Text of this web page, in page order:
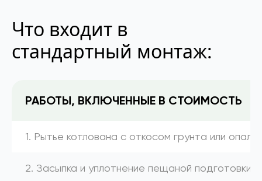
Что входит в
стандартный монтаж:
РАБОТЫ, ВКЛЮЧЕННЫЕ В СТОИМОСТЬ
1. Рытье котлована с откосом грунта или
2. Засыпка и уплотнение пещаной подготовки